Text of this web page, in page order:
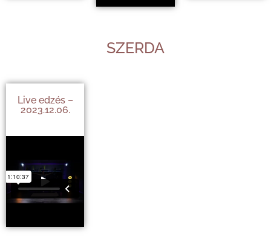
SZERDA
Live edzés –
2023.12.06.